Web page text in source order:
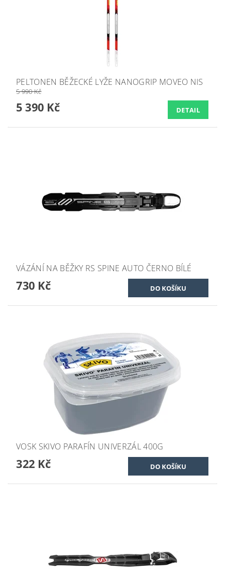
PELTONEN BĚŽECKÉ LYŽE NANOGRIP MOVEO NIS
5 990 Kč
5 390 Kč DETAIL
VÁZÁNÍ NA BĚŽKY RS SPINE AUTO ČERNO BÍLÉ
730 Kč
VOSK SKIVO PARAFÍN UNIVERZÁL 400G
322 Kč